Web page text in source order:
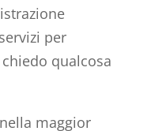
per
qualcosa
maggior